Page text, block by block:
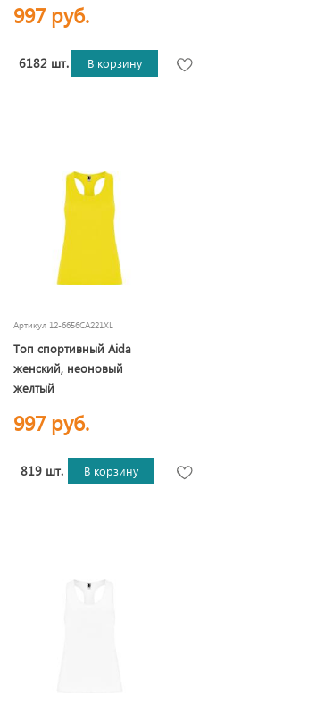
997 руб.
6182 шт. В корзину
Артикул 12-6656CA221XL
Топ спортивный Aida
женский, неоновый
желтый
997 руб.
819 шт. В корзину